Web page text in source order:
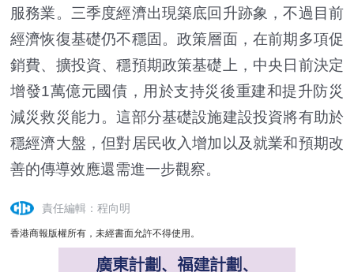
服務業。三季度經濟出現築底回升跡象，不過目前
經濟恢復基礎仍不穩固。政策層面，在前期多項促
銷費、擴投資、穩預期政策基礎上，中央日前決定
增發1萬億元國債，用於支持災後重建和提升防災
減災救災能力。這部分基礎設施建設投資將有助於
穩經濟大盤，但對居民收入增加以及就業和預期改
善的傳導效應還需進一步觀察。
責任編輯：程向明
香港商報版權所有，未經書面允許不得使用。